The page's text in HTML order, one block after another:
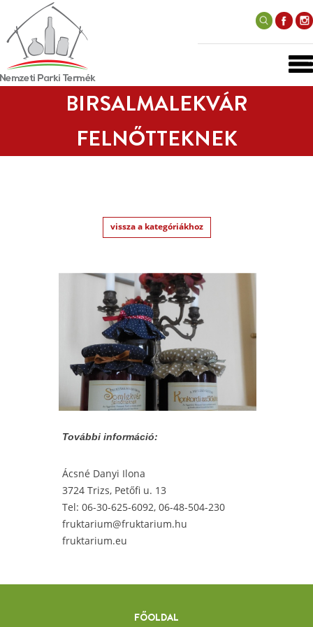
BIRSALMALEKVÁR
FELNŐTTEKNEK
vissza a kategóriákhoz
További információ:
Ácsné Danyi Ilona
3724 Trizs, Petőfi u. 13
Tel: 06-30-625-6092, 06-48-504-230
fruktarium@fruktarium.hu
fruktarium.eu
FŐOLDAL